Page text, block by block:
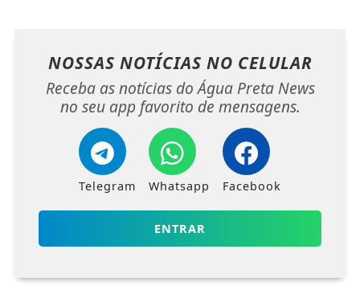
NOSSAS NOTÍCIAS NO CELULAR
Receba as notícias do Água Preta News
no seu app favorito de mensagens.
Telegram Whatsapp Facebook
ENTRAR